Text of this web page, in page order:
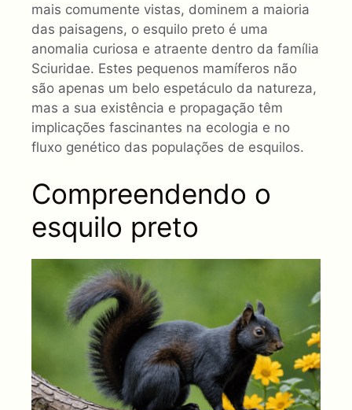
mais comumente vistas, dominem a maioria
das paisagens, o esquilo preto é uma
anomalia curiosa e atraente dentro da família
Sciuridae. Estes pequenos mamíferos não
são apenas um belo espetáculo da natureza,
mas a sua existência e propagação têm
implicações fascinantes na ecologia e no
fluxo genético das populações de esquilos.
Compreendendo o
esquilo preto